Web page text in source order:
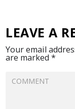
LEAVE A
Your email
are marked*